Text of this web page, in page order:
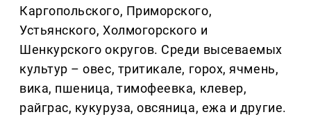
Каргопольского, Приморского,
Устьянского, Холмогорского и
Шенкурского округов. Среди высеваемых
культур – овес, тритикале, горох, ячмень,
вика, пшеница, тимофеевка, клевер,
райграс, кукуруза, овсяница, ежа и другие.